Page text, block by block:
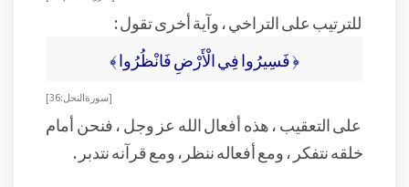
للترتيب على التراخي ، وآية أخرى تقول :
﴿ فَسِيرُوا فِي الْأَرْضِ فَانْظُرُوا ﴾
[ سورة النحل : 36]
على التعقيب ، هذه أفعال الله عز وجل ، فنحن أمام
خلقه نتفكر ، ومع أفعاله ننظر، ومع قرآنه نتدبر .